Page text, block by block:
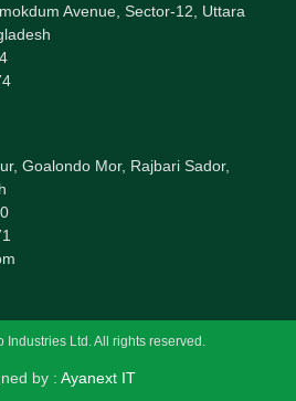
Avenue, Sector-12, Uttara
Goalondo Mor, Rajbari Sador,
Ltd. All rights reserved.
by : Ayanext IT